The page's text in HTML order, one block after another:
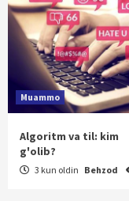
Muammo
Algoritm va til: kim
g'olib?
3 kun oldin Behzod